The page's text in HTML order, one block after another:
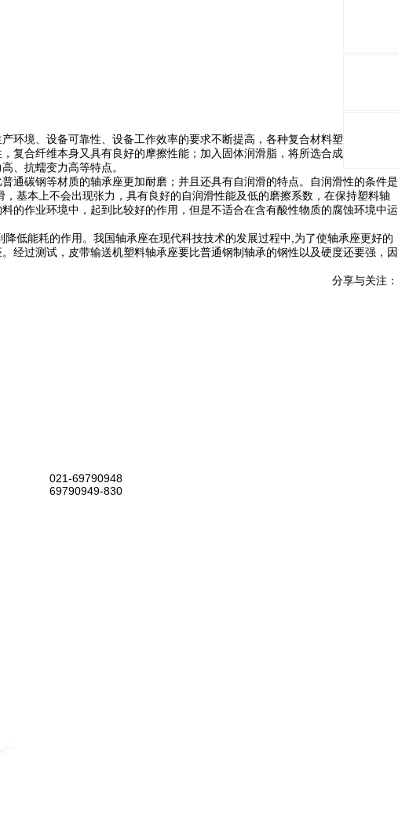
境、设备可靠性、设备工作效率的要求不断提高，各种复合材料塑料轴承座在
合纤维本身又具有良好的摩擦性能；加入固体润滑脂，将所选合成材料和复合
、抗蠕变力高等特点。
通碳钢等材质的轴承座更加耐磨；并且还具有自润滑的特点。自润滑性的条件是
基本上不会出现张力，具有良好的自润滑性能及低的磨擦系数，在保持塑料轴
的作业环境中，起到比较好的作用，但是不适合在含有酸性物质的腐蚀环境中运
低能耗的作用。我国轴承座在现代科技技术的发展过程中,为了使轴承座更好的
经过测试，皮带输送机塑料轴承座要比普通钢制轴承的钢性以及硬度还要强，因
分享与关注：
021-69790948
69790949-830